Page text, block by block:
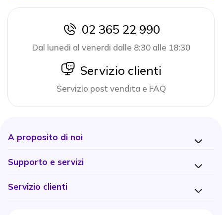
icon
02 365 22 990
Dal lunedi al venerdi dalle 8:30 alle 18:30
icon
Servizio clienti
Servizio post vendita e FAQ
A proposito di noi
Supporto e servizi
Servizio clienti